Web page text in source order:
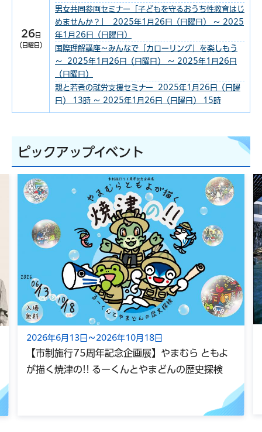
26日
（日曜日）
男女共同参画セミナー「子どもを守るおうち性教育はじ
めませんか？」 2025年1月26日（日曜日） ～ 2025
年1月26日（日曜日）
国際理解講座～みんなで「カローリング」を楽しもう
～ 2025年1月26日（日曜日） ～ 2025年1月26日
（日曜日）
親と若者の就労支援セミナー 2025年1月26日（日曜
日） 13時 ～ 2025年1月26日（日曜日） 15時
ピックアップイベント
2026年6月13日～2026年10月18日
【市制施行75周年記念企画展】やまむら ともよ
が描く焼津の!! るーくんとやまどんの歴史探検